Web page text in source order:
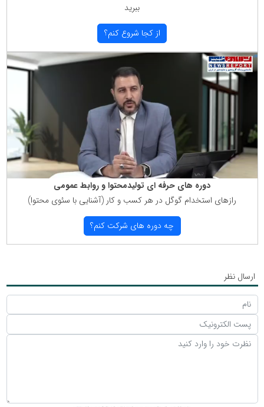
ببرید
از كجا شروع كنم؟
دوره های حرفه ای تولیدمحتوا و روابط عمومی
رازهای استخدام گوگل در هر كسب و كار (آشنایی با سئوی محتوا)
چه دوره های شركت كنم؟
ارسال نظر